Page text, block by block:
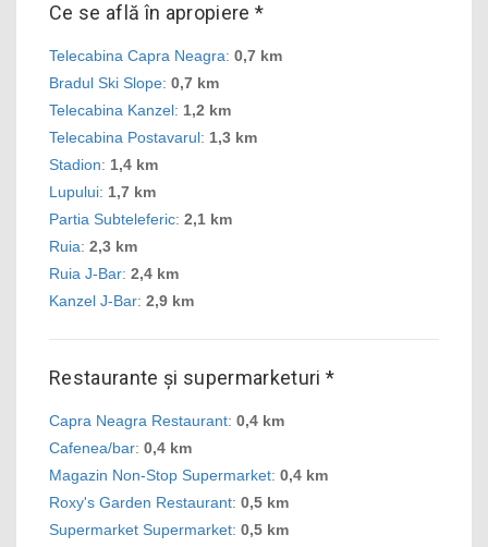
Ce se află în apropiere *
Telecabina Capra Neagra: 0,7 km
Bradul Ski Slope: 0,7 km
Telecabina Kanzel: 1,2 km
Telecabina Postavarul: 1,3 km
Stadion: 1,4 km
Lupului: 1,7 km
Partia Subteleferic: 2,1 km
Ruia: 2,3 km
Ruia J-Bar: 2,4 km
Kanzel J-Bar: 2,9 km
Restaurante și supermarketuri *
Capra Neagra Restaurant: 0,4 km
Cafenea/bar: 0,4 km
Magazin Non-Stop Supermarket: 0,4 km
Roxy's Garden Restaurant: 0,5 km
Supermarket Supermarket: 0,5 km